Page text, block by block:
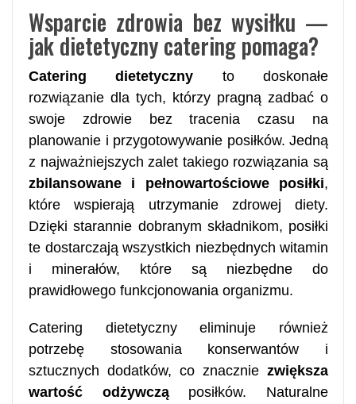
Wsparcie zdrowia bez wysiłku —
jak dietetyczny catering pomaga?
Catering dietetyczny to doskonałe
rozwiązanie dla tych, którzy pragną zadbać o
swoje zdrowie bez tracenia czasu na
planowanie i przygotowywanie posiłków. Jedną
z najważniejszych zalet takiego rozwiązania są
zbilansowane i pełnowartościowe posiłki,
które wspierają utrzymanie zdrowej diety.
Dzięki starannie dobranym składnikom, posiłki
te dostarczają wszystkich niezbędnych witamin
i minerałów, które są niezbędne do
prawidłowego funkcjonowania organizmu.
Catering dietetyczny eliminuje również
potrzebę stosowania konserwantów i
sztucznych dodatków, co znacznie zwiększa
wartość odżywcząposiłków. Naturalne